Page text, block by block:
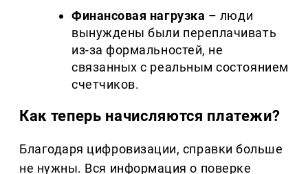
Финансовая нагрузка – люди
вынуждены были переплачивать
из-за формальностей, не
связанных с реальным состоянием
счетчиков.
Как теперь начисляются платежи?
Благодаря цифровизации, справки больше
не нужны. Вся информация о поверке